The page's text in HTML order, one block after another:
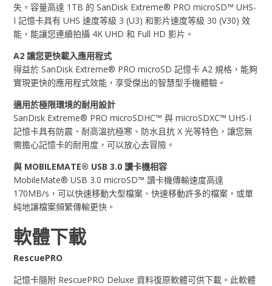
失。容量高達 1TB 的 SanDisk Extreme® PRO microSD™ UHS-
I 記憶卡具有 UHS 速度等級 3 (U3) 和影片速度等級 30 (V30) 效
能，能讓您連續拍攝 4K UHD 和 Full HD 影片。
A2 讓您更快載入應用程式
得益於 SanDisk Extreme® PRO microSD 記憶卡 A2 規格，能夠
實現更快的應用程式效能，享受傑出的智慧型手機體驗。
適用於極限環境的耐用設計
SanDisk Extreme® PRO microSDHC™ 與 microSDXC™ UHS-I
記憶卡具有防震、耐高溫抗極寒、防水且抗 X 光等特色，讓您無
需擔心記憶卡的耐用度，可以放心去冒險。
與 MOBILEMATE® USB 3.0 讀卡機相容
MobileMate® USB 3.0 microSD™ 讀卡機傳輸速度高達
170MB/s，可以快速移動大型檔案、快速移動許多的檔案，或單
純地讓檔案頻繁傳輸更快。
軟體下載
RescuePRO
記憶卡隨附 RescuePRO Deluxe 資料復原軟體可供下載。此軟體